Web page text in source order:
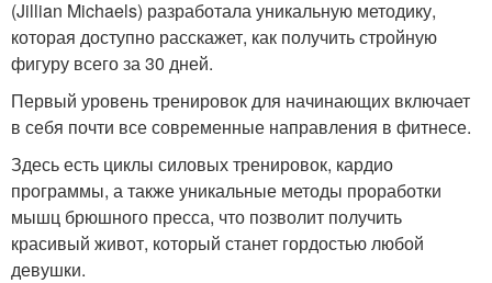
(Jillian Michaels) разработала уникальную методику,
которая доступно расскажет, как получить стройную
фигуру всего за 30 дней.
Первый уровень тренировок для начинающих включает
в себя почти все современные направления в фитнесе.
Здесь есть циклы силовых тренировок, кардио
программы, а также уникальные методы проработки
мышц брюшного пресса, что позволит получить
красивый живот, который станет гордостью любой
девушки.